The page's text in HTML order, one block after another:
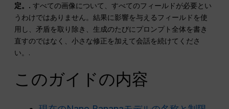
定。. すべての画像について、すべてのフィールドが必要とい
うわけではありません。結果に影響を与えるフィールドを使
用し、矛盾を取り除き、生成のたびにプロンプト全体を書き
直すのではなく、小さな修正を加えて会話を続けてくださ
い。.
このガイドの内容